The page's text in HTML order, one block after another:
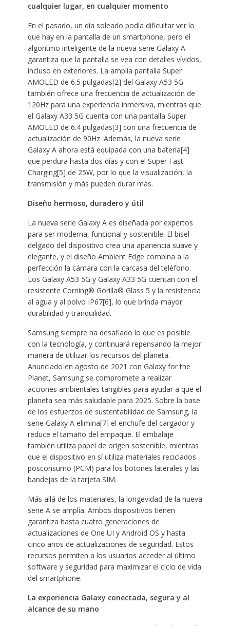
cualquier lugar, en cualquier momento
En el pasado, un día soleado podía dificultar ver lo
que hay en la pantalla de un smartphone, pero el
algoritmo inteligente de la nueva serie Galaxy A
garantiza que la pantalla se vea con detalles vívidos,
incluso en exteriores. La amplia pantalla Super
AMOLED de 6.5 pulgadas[2] del Galaxy A53 5G
también ofrece una frecuencia de actualización de
120Hz para una experiencia inmersiva, mientras que
el Galaxy A33 5G cuenta con una pantalla Super
AMOLED de 6.4 pulgadas[3] con una frecuencia de
actualización de 90Hz. Además, la nueva serie
Galaxy A ahora está equipada con una batería[4]
que perdura hasta dos días y con el Super Fast
Charging[5] de 25W, por lo que la visualización, la
transmisión y más pueden durar más.
Diseño hermoso, duradero y útil
La nueva serie Galaxy A es diseñada por expertos
para ser moderna, funcional y sostenible. El bisel
delgado del dispositivo crea una apariencia suave y
elegante, y el diseño Ambient Edge combina a la
perfección la cámara con la carcasa del teléfono.
Los Galaxy A53 5G y Galaxy A33 5G cuentan con el
resistente Corning® Gorilla® Glass 5 y la resistencia
al agua y al polvo IP67[6], lo que brinda mayor
durabilidad y tranquilidad.
Samsung siempre ha desafiado lo que es posible
con la tecnología, y continuará repensando la mejor
manera de utilizar los recursos del planeta.
Anunciado en agosto de 2021 con Galaxy for the
Planet, Samsung se compromete a realizar
acciones ambientales tangibles para ayudar a que el
planeta sea más saludable para 2025. Sobre la base
de los esfuerzos de sustentabilidad de Samsung, la
serie Galaxy A elimina[7] el enchufe del cargador y
reduce el tamaño del empaque. El embalaje
también utiliza papel de origen sostenible, mientras
que el dispositivo en sí utiliza materiales reciclados
posconsumo (PCM) para los botones laterales y las
bandejas de la tarjeta SIM.
Más allá de los materiales, la longevidad de la nueva
serie A se amplía. Ambos dispositivos tienen
garantiza hasta cuatro generaciones de
actualizaciones de One UI y Android OS y hasta
cinco años de actualizaciones de seguridad. Estos
recursos permiten a los usuarios acceder al último
software y seguridad para maximizar el ciclo de vida
del smartphone.
La experiencia Galaxy conectada, segura y al
alcance de su mano